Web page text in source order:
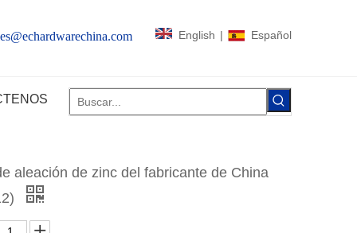
English | Español
aleación de zinc del fabricante de China